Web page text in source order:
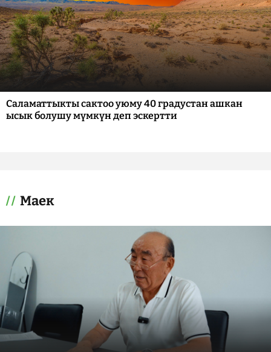
Саламаттыкты сактоо уюму 40 градустан ашкан
ысык болушу мүмкүн деп эскертти
Маек